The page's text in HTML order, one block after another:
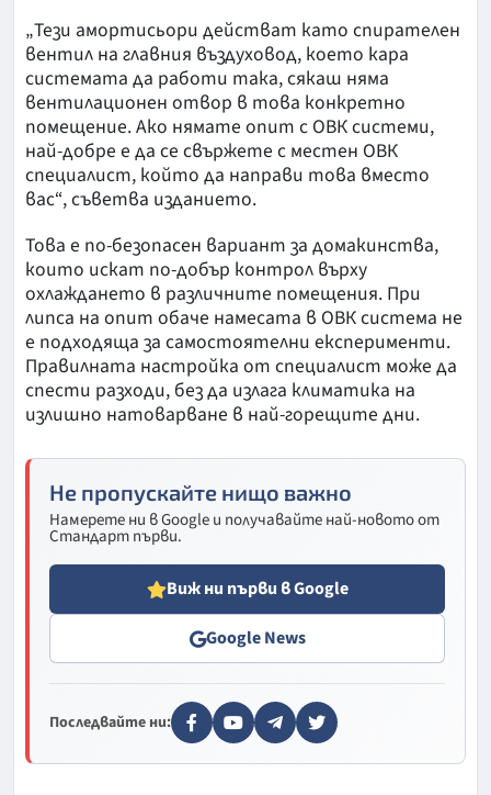
„Тези амортисьори действат като спирателен
вентил на главния въздуховод, което кара
системата да работи така, сякаш няма
вентилационен отвор в това конкретно
помещение. Ако нямате опит с ОВК системи,
най-добре е да се свържете с местен ОВК
специалист, който да направи това вместо
вас“, съветва изданието.
Това е по-безопасен вариант за домакинства,
които искат по-добър контрол върху
охлаждането в различните помещения. При
липса на опит обаче намесата в ОВК система не
е подходяща за самостоятелни експерименти.
Правилната настройка от специалист може да
спести разходи, без да излага климатика на
излишно натоварване в най-горещите дни.
Не пропускайте нищо важно
Намерете ни в Google и получавайте най-новото от
Стандарт първи.
Виж ни първи в Google
Google News
Последвайте ни: